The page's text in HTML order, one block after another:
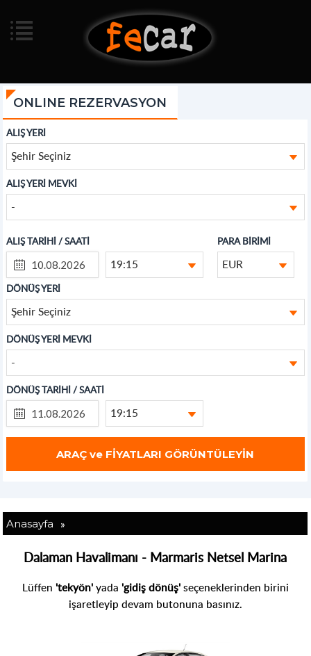
ONLINE REZERVASYON
ALIŞ YERİ
Şehir Seçiniz
ALIŞ YERİ MEVKİ
-
ALIŞ TARİHİ / SAATİ
19:15
PARA BİRİMİ
EUR
DÖNÜŞ YERİ
Şehir Seçiniz
DÖNÜŞ YERİ MEVKİ
-
DÖNÜŞ TARİHİ / SAATİ
19:15
Anasayfa »
Dalaman Havalimanı - Marmaris Netsel Marina
Lüffen 'tekyön'yada 'gidiş dönüş'seçeneklerinden birini
işaretleyip devam butonuna basınız.